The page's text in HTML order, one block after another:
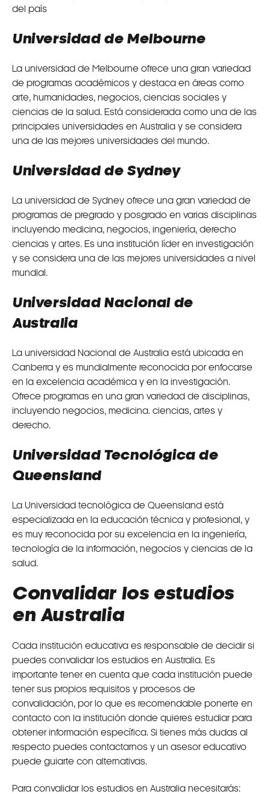
del país
Universidad de Melbourne
La universidad de Melbourne ofrece una gran variedad
de programas académicos y destaca en áreas como
arte, humanidades, negocios, ciencias sociales y
ciencias de la salud. Está considerada como una de las
principales universidades en Australia y se considera
una de las mejores universidades del mundo.
Universidad de Sydney
La universidad de Sydney ofrece una gran variedad de
programas de pregrado y posgrado en varias disciplinas
incluyendo medicina, negocios, ingeniería, derecho
ciencias y artes. Es una institución líder en investigación
y se considera una de las mejores universidades a nivel
mundial.
Universidad Nacional de
Australia
La universidad Nacional de Australia está ubicada en
Canberra y es mundialmente reconocida por enfocarse
en la excelencia académica y en la investigación.
Ofrece programas en una gran variedad de disciplinas,
incluyendo negocios, medicina. ciencias, artes y
derecho.
Universidad Tecnológica de
Queensland
La Universidad tecnológica de Queensland está
especializada en la educación técnica y profesional, y
es muy reconocida por su excelencia en la ingeniería,
tecnología de la información, negocios y ciencias de la
salud.
Convalidar los estudios
en Australia
Cada institución educativa es responsable de decidir si
puedes convalidar los estudios en Australia. Es
importante tener en cuenta que cada institución puede
tener sus propios requisitos y procesos de
convalidación, por lo que es recomendable ponerte en
contacto con la institución donde quieres estudiar para
obtener información específica. Si tienes más dudas al
respecto puedes contactarnos y un asesor educativo
puede guiarte con alternativas.
Para convalidar los estudios en Australia necesitarás: